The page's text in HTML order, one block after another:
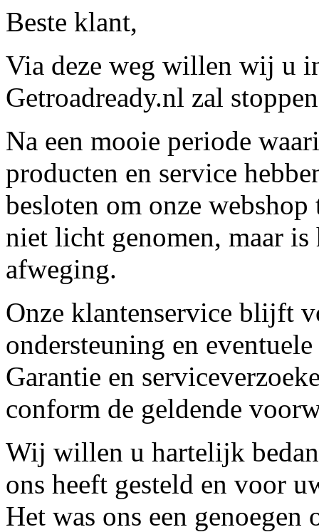
Beste klant,
Via deze weg willen wij u
Getroadready.nl zal
Na een mooie periode
producten en service
besloten om onze
niet licht genomen, maar
afweging.
Onze klantenservice blijft
ondersteuning en
Garantie en
conform de geldende
Wij willen u hartelijk
ons heeft gesteld en voor
Het was ons een